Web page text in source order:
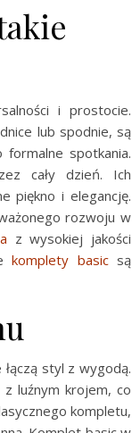
i prostocie.
lub spodnie, są
spotkania.
cały dzień. Ich
piękno i elegancję.
rozwoju w
z wysokiej jakości
komplety basicsą
styl z wygodą.
z luźnym krojem, co
kompletu,